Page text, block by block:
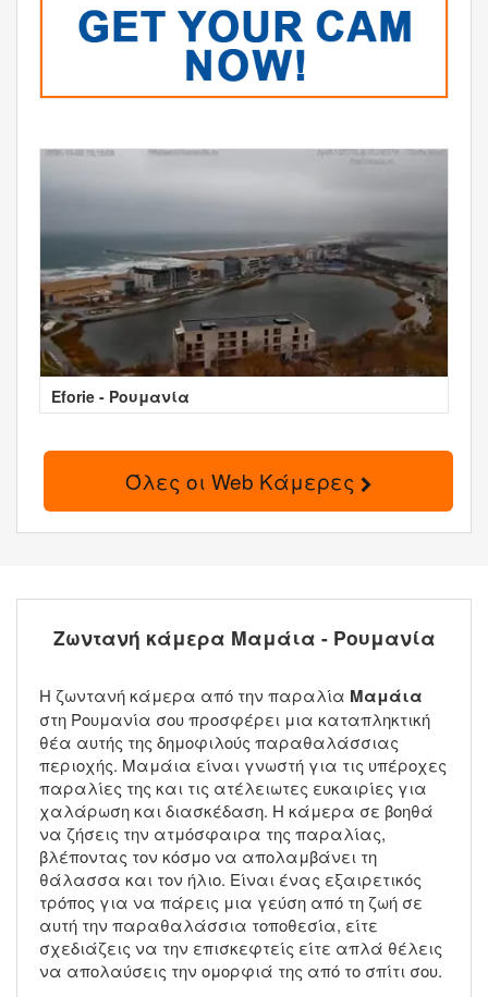
Eforie - Ρουμανία
Όλες οι Web Κάμερες
Ζωντανή κάμερα Μαμάια - Ρουμανία
Η ζωντανή κάμερα από την παραλία Μαμάια
στη Ρουμανία σου προσφέρει μια καταπληκτική
θέα αυτής της δημοφιλούς παραθαλάσσιας
περιοχής. Μαμάια είναι γνωστή για τις υπέροχες
παραλίες της και τις ατέλειωτες ευκαιρίες για
χαλάρωση και διασκέδαση. Η κάμερα σε βοηθά
να ζήσεις την ατμόσφαιρα της παραλίας,
βλέποντας τον κόσμο να απολαμβάνει τη
θάλασσα και τον ήλιο. Είναι ένας εξαιρετικός
τρόπος για να πάρεις μια γεύση από τη ζωή σε
αυτή την παραθαλάσσια τοποθεσία, είτε
σχεδιάζεις να την επισκεφτείς είτε απλά θέλεις
να απολαύσεις την ομορφιά της από το σπίτι σου.